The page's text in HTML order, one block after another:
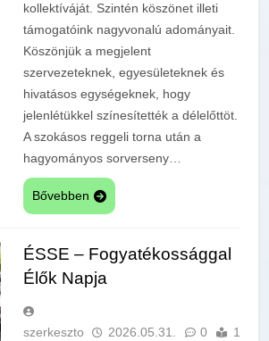
kollektíváját. Szintén köszönet illeti
támogatóink nagyvonalú adományait.
Köszönjük a megjelent
szervezeteknek, egyesületeknek és
hivatásos egységeknek, hogy
jelenlétükkel színesítették a délelőttöt.
A szokásos reggeli torna után a
hagyományos sorverseny…
Bővebben
ÉSSE – Fogyatékossággal
Élők Napja
szerkeszto 2026.05.31. 0
1